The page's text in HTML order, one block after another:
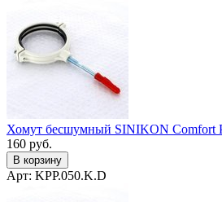
Хомут бесшумный SINIKON Comfort
160 руб.
В корзину
Арт: KPP.050.K.D